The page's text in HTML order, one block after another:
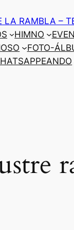
RAMBLA –
HIMNO
FOTO-